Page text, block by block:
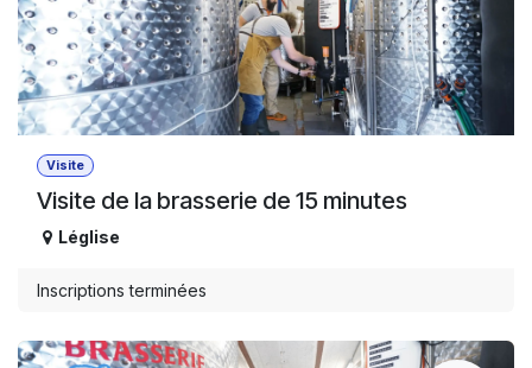
Visite
Visite de la brasserie de 15 minutes
Léglise
Inscriptions terminées